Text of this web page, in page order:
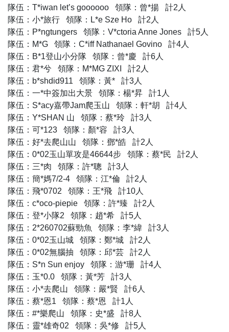
隊伍：T*iwan let’s goooooo 領隊：曾*揚 計2人
隊伍：小*旅行 領隊：L*e Sze Ho 計2人
隊伍：P*ngtungers 領隊：V*ctoria Anne Jones 計5人
隊伍：M*G 領隊：C*iff Nathanael Govino 計4人
隊伍：B*1登山小分隊 領隊：曾*慶 計6人
隊伍：君*兮 領隊：M*MG ZIXI 計2人
隊伍：b*shdid911 領隊：黃* 計3人
隊伍：一*中簽加出大景 領隊：楊*昇 計1人
隊伍：S*acy嘉帶Jam爬玉山 領隊：軒*胡 計4人
隊伍：Y*SHAN 山 領隊：蔡*玲 計3人
隊伍：可*123 領隊：顏*容 計3人
隊伍：好*去爬山山 領隊：鄧*皓 計2人
隊伍：0*02玉山單攻是46644步 領隊：蔡*民 計2人
隊伍：三*肉 領隊：許*聰 計3人
隊伍：簡*媽7/2-4 領隊：江*倫 計2人
隊伍：飛*0702 領隊：王*飛 計10人
隊伍：c*oco-piepie 領隊：許*臻 計2人
隊伍：登*小隊2 領隊：趙*希 計5人
隊伍：2*260702蘇勁魚 領隊：李*緯 計3人
隊伍：0*02玉山城 領隊：鄭*城 計2人
隊伍：0*02無腦抽 領隊：邱*芸 計2人
隊伍：S*n Sun enjoy 領隊：游*珊 計4人
隊伍：玉*0.0 領隊：黃*芳 計3人
隊伍：小*去爬山 領隊：嚴*賢 計6人
隊伍：蔡*恩1 領隊：蔡*恩 計1人
隊伍：#*樂爬山 領隊：史*盛 計8人
隊伍：靈*雄奇02 領隊：吳*修 計5人